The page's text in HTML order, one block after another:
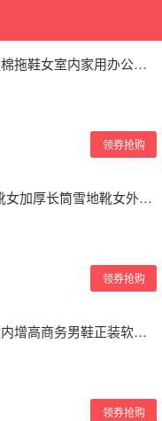
【精选】春秋冬款棉拖鞋女室内家用办公室情侣保暖毛绒包头防滑厚底家居男佐欧雅 桂花天蓝色 40-41(建议39-40码脚穿)
领券抢购
【NICE】过膝长靴女加厚长筒雪地靴女外穿2021秋冬新款防滑加绒棉鞋高筒靴佐欧雅 绒面单款 (18%用户选择) 40
领券抢购
皮鞋男三接头新款内增高商务男鞋正装软底系带尖头牛津鞋 棕色(内增高款) 44
领券抢购